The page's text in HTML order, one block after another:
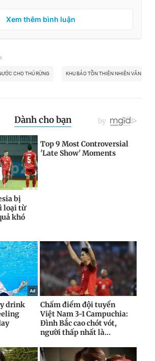
Xem thêm bình luận
CHO THÚ RỪNG KHU BẢO TỒN THIÊN NHIÊN VĂN HÓA